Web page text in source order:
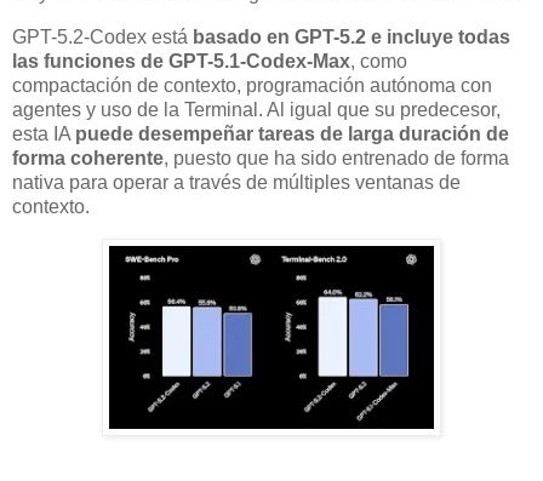
GPT-5.2-Codex está basado en GPT-5.2 e incluye todas
las funciones de GPT-5.1-Codex-Max, como
compactación de contexto, programación autónoma con
agentes y uso de la Terminal. Al igual que su predecesor,
esta IA puede desempeñar tareas de larga duración de
forma coherente, puesto que ha sido entrenado de forma
nativa para operar a través de múltiples ventanas de
contexto.